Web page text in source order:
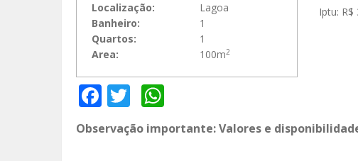
Localização:
Lagoa
Banheiro:
1
Quartos:
1
Area:
100m2
Iptu: R$
Facebook
Twitter
Observação importante: Valores e